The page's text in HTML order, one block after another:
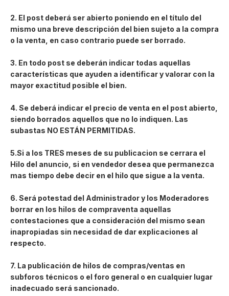
2. El post deberá ser abierto poniendo en el título del
mismo una breve descripción del bien sujeto a la compra
o la venta, en caso contrario puede ser borrado.
3. En todo post se deberán indicar todas aquellas
características que ayuden a identificar y valorar con la
mayor exactitud posible el bien.
4. Se deberá indicar el precio de venta en el post abierto,
siendo borrados aquellos que no lo indiquen. Las
subastas NO ESTÁN PERMITIDAS.
5.Si a los TRES meses de su publicacion se cerrara el
Hilo del anuncio, si en vendedor desea que permanezca
mas tiempo debe decir en el hilo que sigue a la venta.
6. Será potestad del Administrador y los Moderadores
borrar en los hilos de compraventa aquellas
contestaciones que a consideración del mismo sean
inapropiadas sin necesidad de dar explicaciones al
respecto.
7. La publicación de hilos de compras/ventas en
subforos técnicos o el foro general o en cualquier lugar
inadecuado será sancionado.